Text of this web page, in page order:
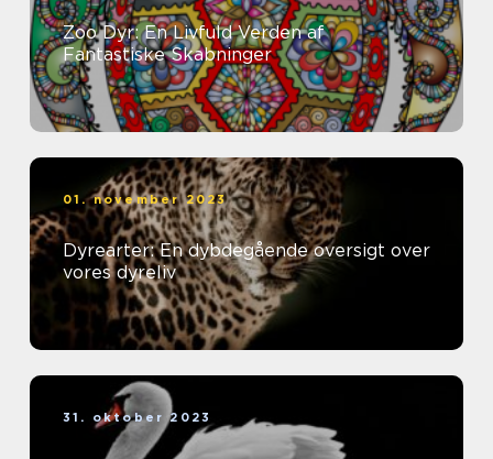
Zoo Dyr: En Livfuld Verden af
Fantastiske Skabninger
01. november 2023
Dyrearter: En dybdegående oversigt over
vores dyreliv
31. oktober 2023